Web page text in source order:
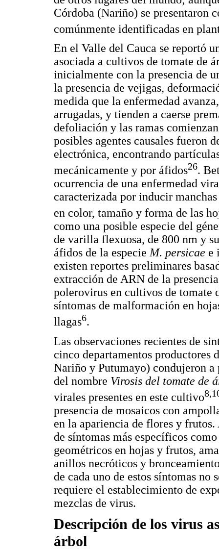
Córdoba (Nariño) se presentaron
comúnmente identificadas en
En el Valle del Cauca se reportó
asociada a cultivos de tomate de
inicialmente con la presencia de
la presencia de vejigas,
medida que la enfermedad
arrugadas, y tienden a caerse
defoliación y las ramas comienzan
posibles agentes causales fueron
electrónica, encontrando
mecánicamente y por áfidos26.
ocurrencia de una enfermedad
caracterizada por inducir
en color, tamaño y forma de las
como una posible especie del
de varilla flexuosa, de 800 nm y
áfidos de la especieM. persicae e
existen reportes preliminares
extracción de ARN de la
polerovirus en cultivos de tomate
síntomas de malformación en
llagas6.
Las observaciones recientes de
cinco departamentos
Nariño y Putumayo) condujeron
del nombre Virosis del tomate de
virales presentes en este cultivo
presencia de mosaicos con
en la apariencia de flores y
de síntomas más específicos
geométricos en hojas y frutos,
anillos necróticos y
de cada uno de estos síntomas
requiere el establecimiento de
mezclas de virus.
Descripción de los virus
árbol